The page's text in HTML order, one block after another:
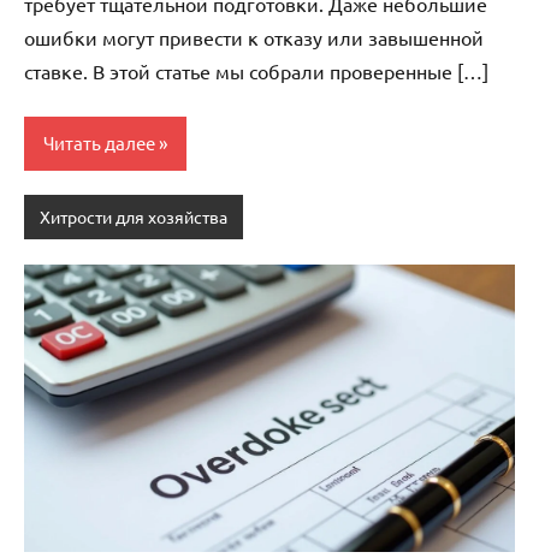
ошибки могут привести к отказу или завышенной
ставке. В этой статье мы собрали проверенные […]
Читать далее
Хитрости для хозяйства